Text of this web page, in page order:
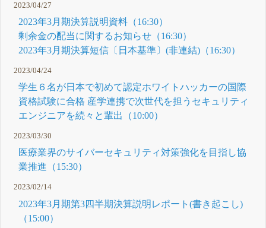
2023/04/27
2023年3月期決算説明資料（16:30）
剰余金の配当に関するお知らせ（16:30）
2023年3月期決算短信〔日本基準〕(非連結)（16:30）
2023/04/24
学生６名が日本で初めて認定ホワイトハッカーの国際
資格試験に合格 産学連携で次世代を担うセキュリティ
エンジニアを続々と輩出（10:00）
2023/03/30
医療業界のサイバーセキュリティ対策強化を目指し協
業推進（15:30）
2023/02/14
2023年3月期第3四半期決算説明レポート(書き起こし)
（15:00）